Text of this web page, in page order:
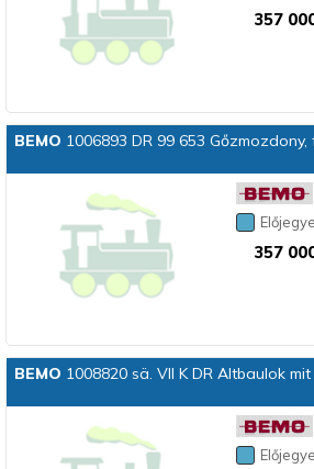
357
BEMO 1006893 DR 99 653
357
BEMO 1008820 sä. VII K DR Altbaulok